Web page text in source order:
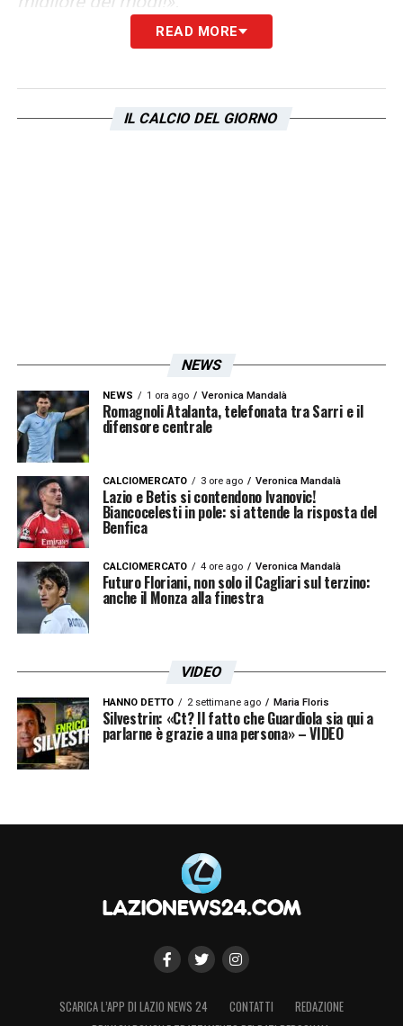
READ MORE
IL CALCIO DEL GIORNO
NEWS
NEWS 1 ora ago Veronica Mandalà
Romagnoli Atalanta, telefonata tra Sarri e il
difensore centrale
CALCIOMERCATO 3 ore ago Veronica Mandalà
Lazio e Betis si contendono Ivanovic!
Biancocelesti in pole: si attende la risposta del
Benfica
CALCIOMERCATO 4 ore ago Veronica Mandalà
Futuro Floriani, non solo il Cagliari sul terzino:
anche il Monza alla finestra
VIDEO
HANNO DETTO 2 settimane ago Maria Floris
Silvestrin: «Ct? Il fatto che Guardiola sia qui a
parlarne è grazie a una persona» – VIDEO
SCARICA L’APP DI LAZIO NEWS 24 CONTATTI
REDAZIONE